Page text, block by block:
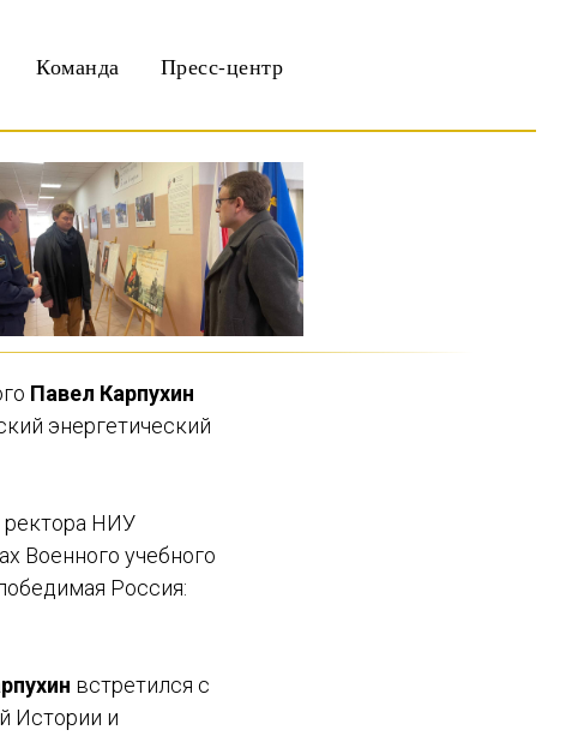
Команда Пресс-центр
Павел Карпухин
энергетический
ректора НИУ
Военного учебного
Россия:
встретился с
Истории и